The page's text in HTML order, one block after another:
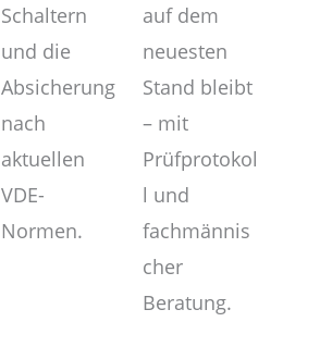
Schaltern
und die
Absicherung
nach
aktuellen
VDE-
Normen.
auf dem
neuesten
Stand bleibt
– mit
Prüfprotokol
l und
fachmännis
cher
Beratung.